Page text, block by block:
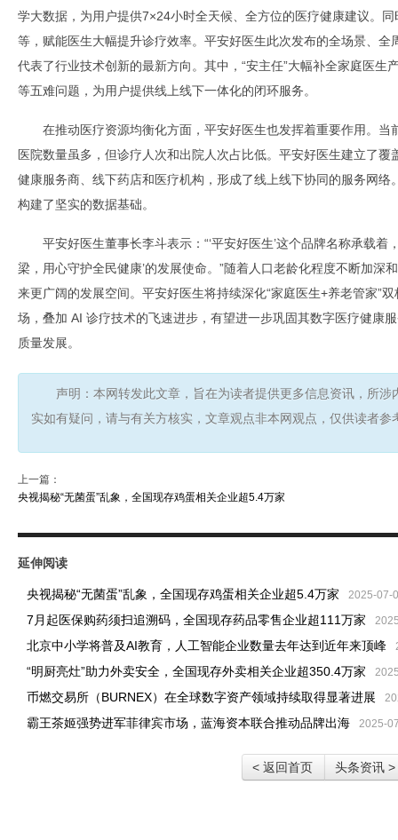
学大数据，为用户提供7×24小时全天候、全方位的医疗健康建议。
等，赋能医生大幅提升诊疗效率。平安好医生此次发布的全场景、全
代表了行业技术创新的最新方向。其中，“安主任”大幅补全家庭医生
等五难问题，为用户提供线上线下一体化的闭环服务。
在推动医疗资源均衡化方面，平安好医生也发挥着重要作用。
医院数量虽多，但诊疗人次和出院人次占比低。平安好医生建立了
健康服务商、线下药店和医疗机构，形成了线上线下协同的服务网
构建了坚实的数据基础。
平安好医生董事长李斗表示：“‘平安好医生’这个品牌名称承载
梁，用心守护全民健康’的发展使命。”随着人口老龄化程度不断加深
来更广阔的发展空间。平安好医生将持续深化“家庭医生+养老管家”
场，叠加 AI 诊疗技术的飞速进步，有望进一步巩固其数字医疗健康
质量发展。
声明：本网转发此文章，旨在为读者提供更多信息资讯，所
实如有疑问，请与有关方核实，文章观点非本网观点，仅供读者参
上一篇：
央视揭秘“无菌蛋”乱象，全国现存鸡蛋相关企业超5.4万家
延伸阅读
央视揭秘“无菌蛋”乱象，全国现存鸡蛋相关企业超5.4万家 2025-07-
7月起医保购药须扫追溯码，全国现存药品零售企业超111万家
北京中小学将普及AI教育，人工智能企业数量去年达到近年来顶峰
“明厨亮灶”助力外卖安全，全国现存外卖相关企业超350.4万家
币燃交易所（BURNEX）在全球数字资产领域持续取得显著进展
霸王茶姬强势进军菲律宾市场，蓝海资本联合推动品牌出海 2025-
< 返回首页 头条资讯 >